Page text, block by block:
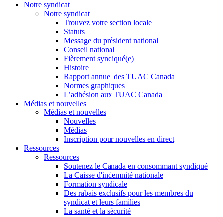
Notre syndicat
Notre syndicat
Trouvez votre section locale
Statuts
Message du président national
Conseil national
Fièrement syndiqué(e)
Histoire
Rapport annuel des TUAC Canada
Normes graphiques
L’adhésion aux TUAC Canada
Médias et nouvelles
Médias et nouvelles
Nouvelles
Médias
Inscription pour nouvelles en direct
Ressources
Ressources
Soutenez le Canada en consommant syndiqué
La Caisse d'indemnité nationale
Formation syndicale
Des rabais exclusifs pour les membres du
syndicat et leurs families
La santé et la sécurité